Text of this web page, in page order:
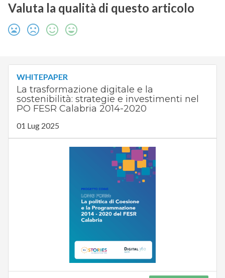
Valuta la qualità di questo articolo
WHITEPAPER
La trasformazione digitale e la
sostenibilità: strategie e investimenti nel
PO FESR Calabria 2014-2020
01 Lug 2025